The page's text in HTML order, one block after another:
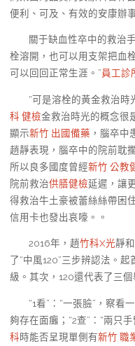
便利、可及、有效的安康辦
關于缺血性卒中的救治
栓溶開，也可以用支架把血
可以回回正常生涯。”員工診
“可是溶栓的黃金救治時
科 健檢金救治時光的概念很
顯示新竹 出國備藥 ，腦卒中
趙靜表現，腦卒中的院前耽
所以良多國度曾經新竹 公教
院前救治供膳健檢延遲，讓
得救治牛土豪被蕾絲絲帶困
信用卡也發出哀嚎。。
2016年，趙竹科X光靜
了“中風120”三步辨認法。
級。其次，120還代表了三個
“1看”：“一張臉”，察
夠存在面癱；“2查”：“兩只
科時能否呈現單側有新竹 職